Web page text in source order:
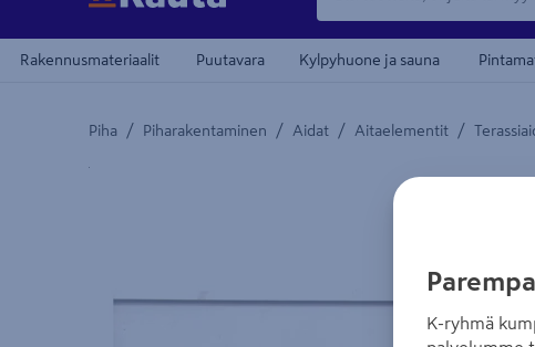
Rakennusmateriaalit Puutavara Kylpyhuone ja sauna
Piha / Piharakentaminen / Aidat / Aitaelementit /
Yksityiskohtainen kuvaus löytyy Tuotteen kuvaus -
K-ryhmä